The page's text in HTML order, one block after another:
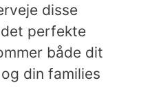
disse
perfekte
både dit
din families